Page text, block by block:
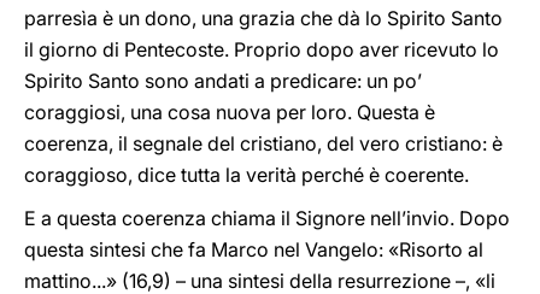
parresìa è un dono, una grazia che dà lo Spirito Santo
il giorno di Pentecoste. Proprio dopo aver ricevuto lo
Spirito Santo sono andati a predicare: un po’
coraggiosi, una cosa nuova per loro. Questa è
coerenza, il segnale del cristiano, del vero cristiano: è
coraggioso, dice tutta la verità perché è coerente.
E a questa coerenza chiama il Signore nell’invio. Dopo
questa sintesi che fa Marco nel Vangelo: «Risorto al
mattino...» (16,9) – una sintesi della resurrezione –, «li